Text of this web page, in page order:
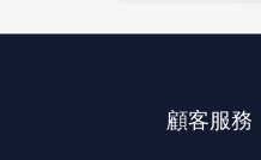
顧客服務